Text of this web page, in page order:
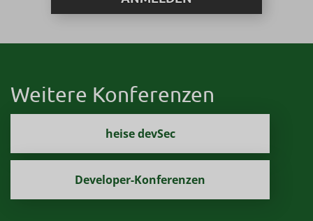
Weitere Konferenzen
heise devSec
Developer-Konferenzen